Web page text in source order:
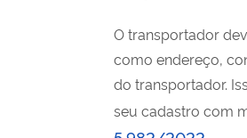
O transportador
como endereço,
do transportador.
seu cadastro com